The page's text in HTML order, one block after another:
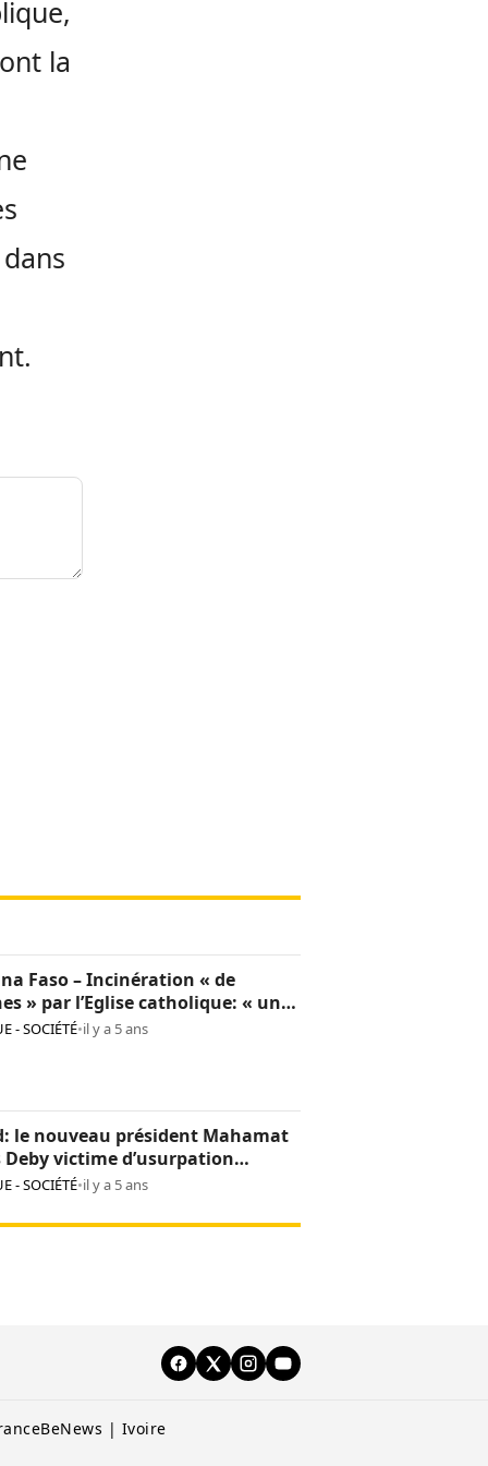
la
Faso – Incinération « de
» par l’Eglise catholique: « une
culturelle et une provocation
- SOCIÉTÉ•il y a 5 ans
le nouveau président Mahamat
Deby victime d’usurpation
- SOCIÉTÉ•il y a 5 ans
BeNews | Ivoire